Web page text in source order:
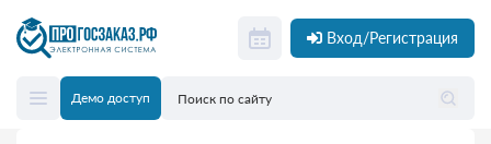
Вход/Регистрация
Демо доступ